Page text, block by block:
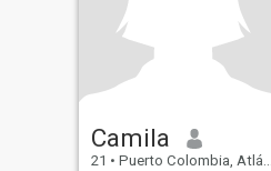
Camila
21 • Puerto Colombia, Atlántico, Colombie